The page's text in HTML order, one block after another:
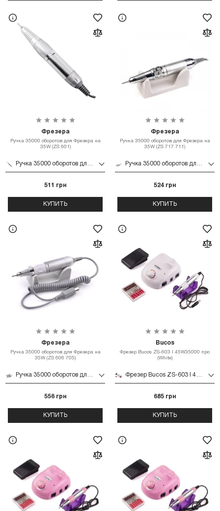
Фрезера
Ручка 35000 оборотов для Фрезера на
35W (ZS 601)
Ручка 35000 оборотов для Фрезера на 35W (ZS 601)
511 грн
КУПИТЬ
Фрезера
Ручка 35000 оборотов для Фрезера на
35W (ZS 717 711)
Ручка 35000 оборотов для Фрезера на 35W (ZS 717 711)
524 грн
КУПИТЬ
Фрезера
Ручка 35000 оборотов для Фрезера на
35W (ZS 606 705)
Ручка 35000 оборотов для Фрезера на 35W (ZS 606 705)
556 грн
КУПИТЬ
Bucos
Фрезер Bucos ZS-603 l 45W35000 про
(White)
Фрезер Bucos ZS-603 l 45W35000 про (White)
685 грн
КУПИТЬ